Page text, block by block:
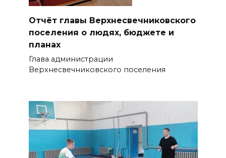
Отчёт главы Верхнесвечниковского
поселения о людях, бюджете и
планах
Глава администрации
Верхнесвечниковского поселения